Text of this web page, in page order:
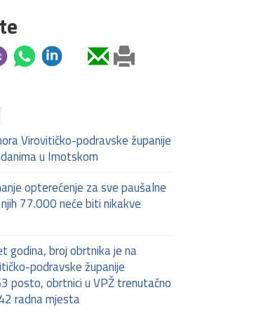
Virovitičko-podravske županije
u Imotskom
opterećenje za sve paušalne
77.000 neće biti nikakve
godina, broj obrtnika je na
podravske županije
posto, obrtnici u VPŽ trenutačno
radna mjesta